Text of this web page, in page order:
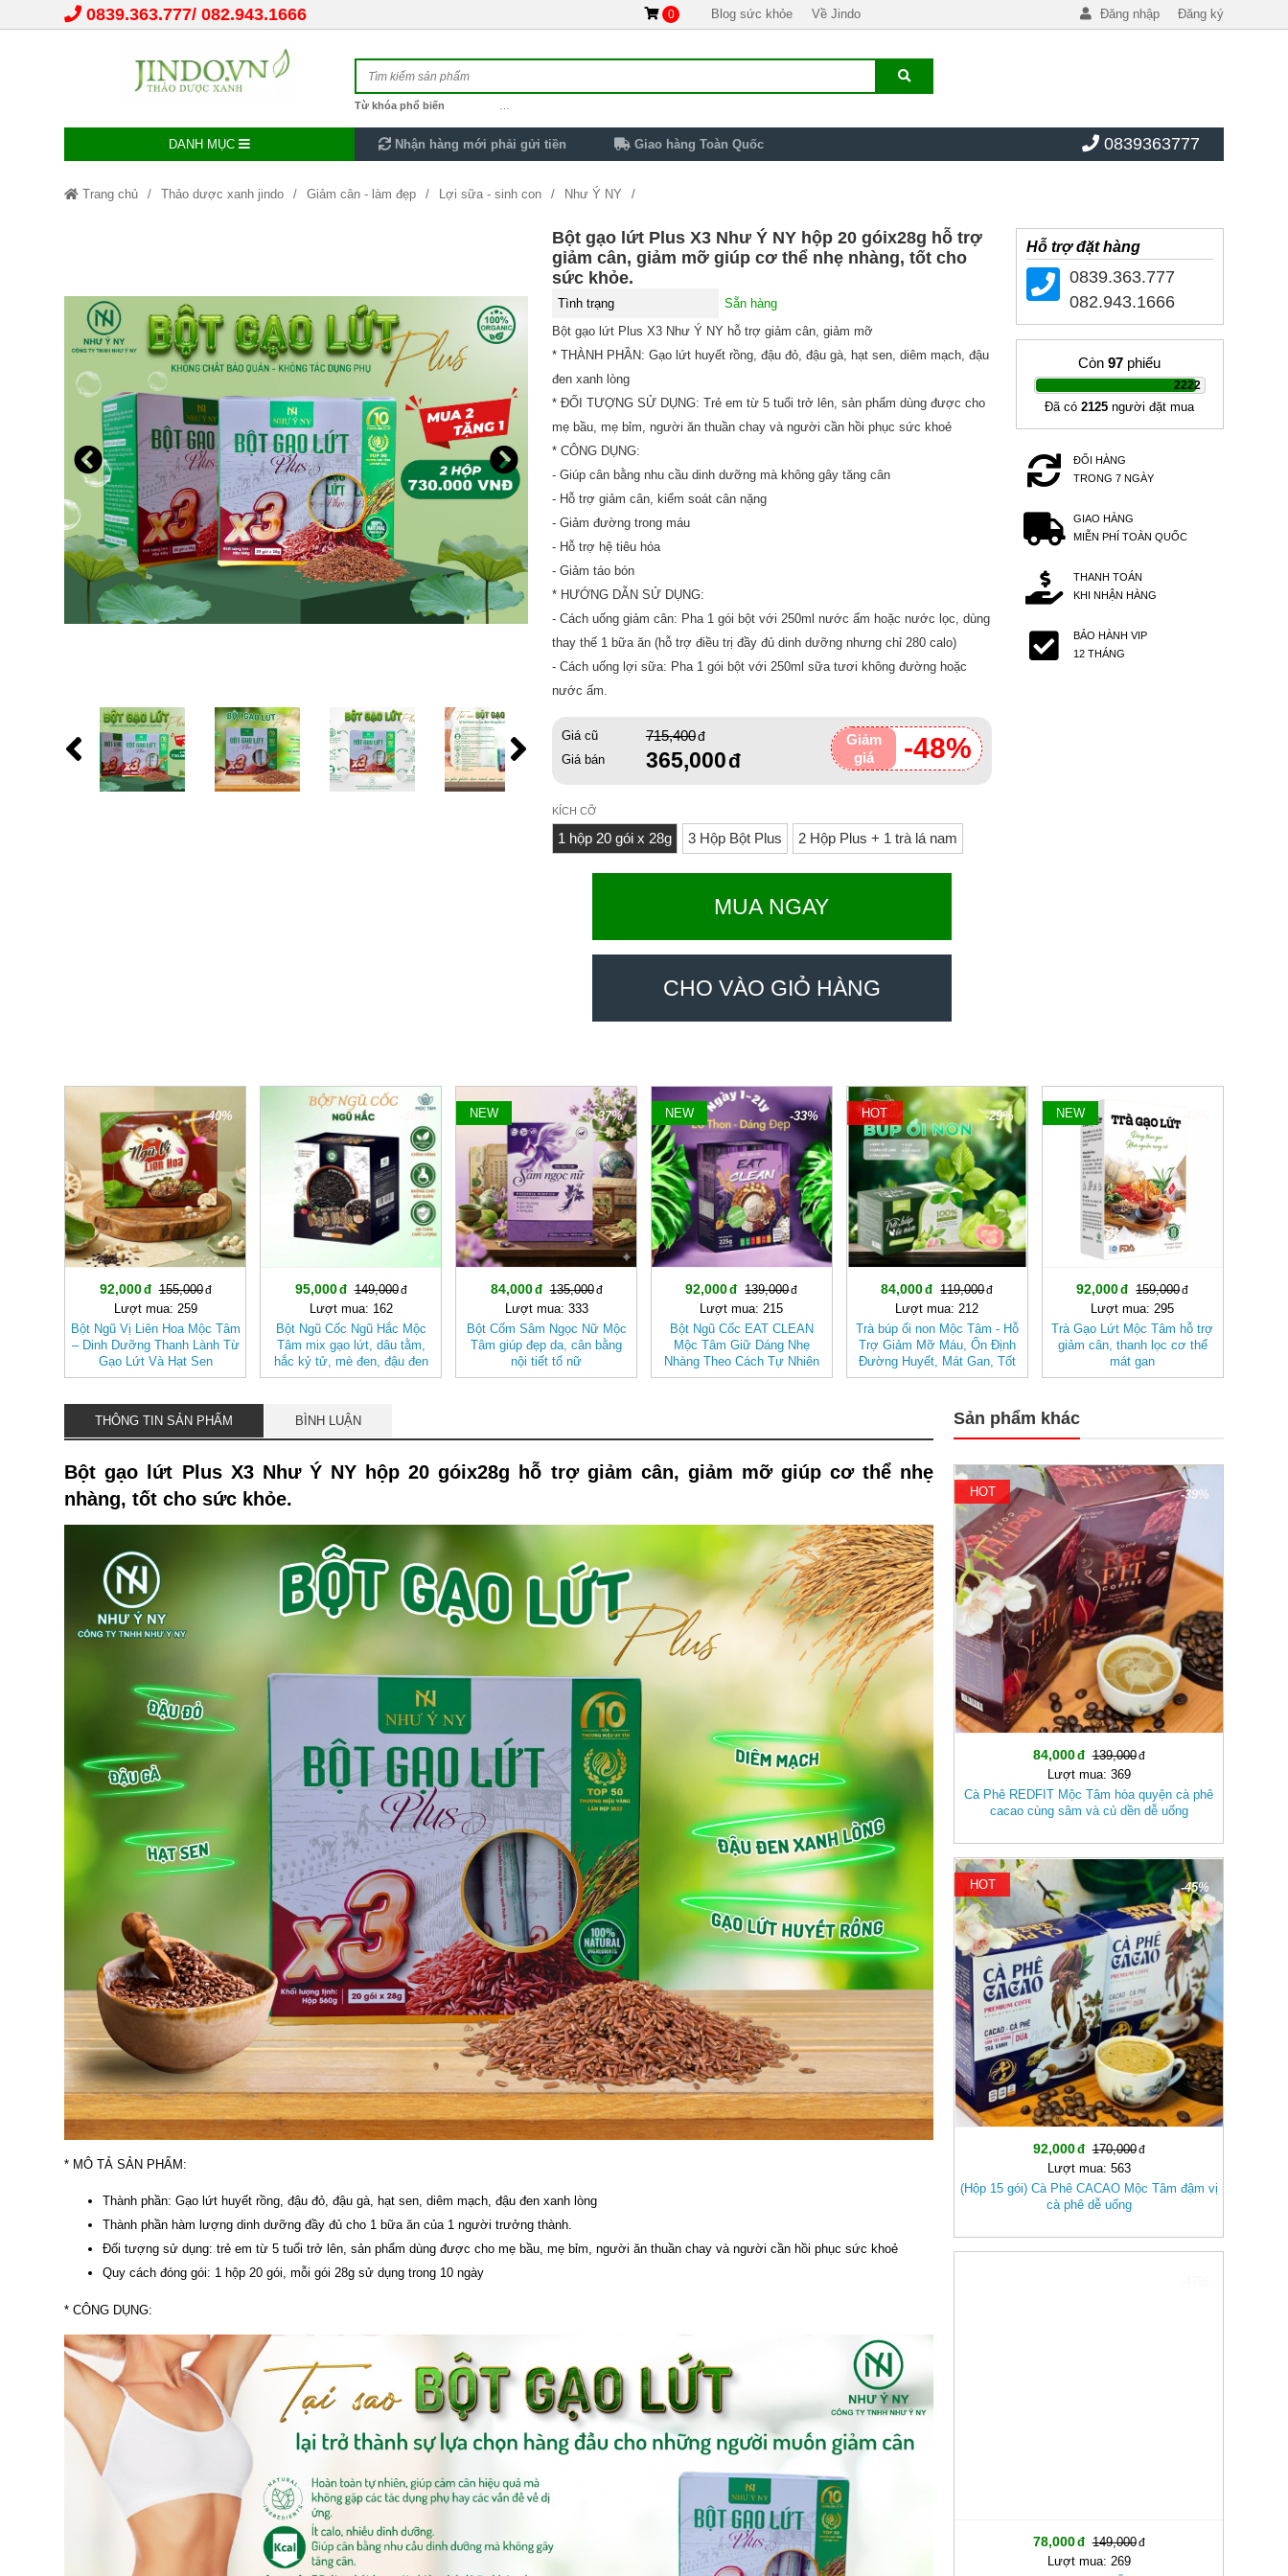
0839.363.777 082.943.1666 0 Blog sức khỏe Về Jindo Đăng nhập Đăng ký
Từ khóa phổ biến
DANH MỤC Nhận hàng mới phải gửi tiền Giao hàng Toàn Quốc 0839363777
Trang chủ Thảo dược xanh jindo Giảm cân - làm đẹp Lợi sữa - sinh con Như Ý NY
Bột gạo lứt Plus X3 Như Ý NY hộp 20 góix28g hỗ trợ giảm cân, giảm mỡ giúp cơ thể nhẹ nhàng, tốt cho sức khỏe.Bột gạo lứt Plus X3 Như Ý NY hộp 20 góix28g hỗ trợ
giảm cân, giảm mỡ giúp cơ thể nhẹ nhàng, tốt cho
sức khỏe.
Tình trạng
Sẵn hàng
Bột gạo lứt Plus X3 Như Ý NY hỗ trợ giảm cân, giảm mỡ
* THÀNH PHẦN: Gạo lứt huyết rồng, đậu đỏ, đậu gà, hạt sen, diêm mạch, đậu
đen xanh lòng
* ĐỐI TƯỢNG SỬ DỤNG: Trẻ em từ 5 tuổi trở lên, sản phẩm dùng được cho
mẹ bầu, mẹ bỉm, người ăn thuần chay và người cần hồi phục sức khoẻ
* CÔNG DỤNG:
- Giúp cân bằng nhu cầu dinh dưỡng mà không gây tăng cân
- Hỗ trợ giảm cân, kiểm soát cân nặng
- Giảm đường trong máu
- Hỗ trợ hệ tiêu hóa
- Giảm táo bón
* HƯỚNG DẪN SỬ DỤNG:
- Cách uống giảm cân: Pha 1 gói bột với 250ml nước ấm hoặc nước lọc, dùng
thay thế 1 bữa ăn (hỗ trợ điều trị đầy đủ dinh dưỡng nhưng chỉ 280 calo)
- Cách uống lợi sữa: Pha 1 gói bột với 250ml sữa tươi không đường hoặc
nước ấm.
Giảm
giá
-48%
Giá cũ 715,400
Giá bán 365,000
KÍCH CỠ
1 hộp 20 gói x 28g 3 Hộp Bột Plus 2 Hộp Plus + 1 trà lá nam
MUA NGAY
CHO VÀO GIỎ HÀNG
Hỗ trợ đặt hàng
0839.363.777
082.943.1666
Còn97 phiếu
2222
|
Đã có2125 người đặt mua
ĐỔI HÀNG
TRONG 7 NGÀY
GIAO HÀNG
MIỄN PHÍ TOÀN QUỐC
THANH TOÁN
KHI NHẬN HÀNG
BẢO HÀNH VIP
12 THÁNG
-40%
92,000
155,000
Lượt mua: 259
Bột Ngũ Vị Liên Hoa Mộc Tâm
– Dinh Dưỡng Thanh Lành Từ
Gạo Lứt Và Hạt Sen
95,000
149,000
Lượt mua: 162
Bột Ngũ Cốc Ngũ Hắc Mộc
Tâm mix gạo lứt, dâu tằm,
hắc kỷ tử, mè đen, đậu đen
-37%
NEW
84,000
135,000
Lượt mua: 333
Bột Cốm Sâm Ngọc Nữ Mộc
Tâm giúp đẹp da, cân bằng
nội tiết tố nữ
-33%
NEW
92,000
139,000
Lượt mua: 215
Bột Ngũ Cốc EAT CLEAN
Mộc Tâm Giữ Dáng Nhẹ
Nhàng Theo Cách Tự Nhiên
-29%
HOT
84,000
119,000
Lượt mua: 212
Trà búp ổi non Mộc Tâm - Hỗ
Trợ Giảm Mỡ Máu, Ổn Định
Đường Huyết, Mát Gan, Tốt
Cho Tim Mạch- Hệ Tiêu Hóa
NEW
92,000
159,000
Lượt mua: 295
Trà Gạo Lứt Mộc Tâm hỗ trợ
giảm cân, thanh lọc cơ thể
mát gan
THÔNG TIN SẢN PHẨM BÌNH LUẬN
Bột gạo lứt Plus X3 Như Ý NY hộp 20 góix28g hỗ trợ giảm cân, giảm mỡ giúp cơ thể nhẹ
nhàng, tốt cho sức khỏe.
* MÔ TẢ SẢN PHẨM:
Thành phần: Gạo lứt huyết rồng, đậu đỏ, đậu gà, hạt sen, diêm mạch, đậu đen xanh lòng
Thành phần hàm lượng dinh dưỡng đầy đủ cho 1 bữa ăn của 1 người trưởng thành.
Đối tượng sử dụng: trẻ em từ 5 tuổi trở lên, sản phẩm dùng được cho mẹ bầu, mẹ bỉm, người ăn thuần chay và người cần hồi phục sức khoẻ
Quy cách đóng gói: 1 hộp 20 gói, mỗi gói 28g sử dụng trong 10 ngày
* CÔNG DỤNG:
Sản phẩm khác
-39%
HOT
84,000
139,000
Lượt mua: 369
Cà Phê REDFIT Mộc Tâm hòa quyện cà phê
cacao cùng sâm và củ dền dễ uống
-45%
HOT
92,000
170,000
Lượt mua: 563
(Hộp 15 gói) Cà Phê CACAO Mộc Tâm đậm vị
cà phê dễ uống
78,000
149,000
Lượt mua: 269